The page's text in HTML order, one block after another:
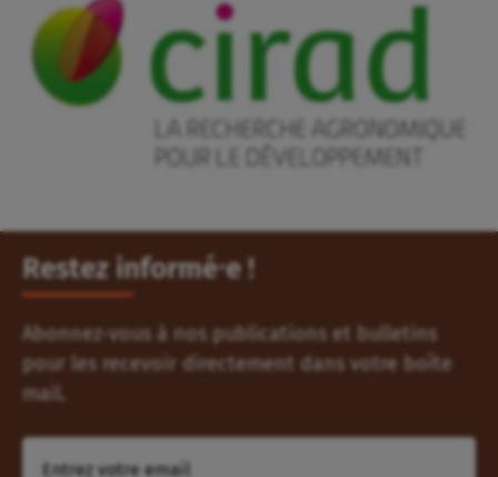
Restez informé⸱e !
Abonnez-vous à nos publications et bulletins
pour les recevoir directement dans votre boîte
mail.